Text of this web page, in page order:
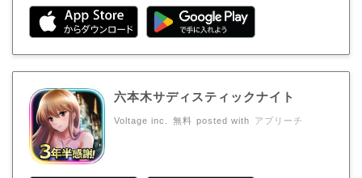
六本木サディスティックナイト
Voltage inc. 無料 posted with アプリーチ